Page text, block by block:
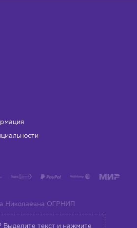
Николаевна ОГРНИП
Выделите текст и нажмите